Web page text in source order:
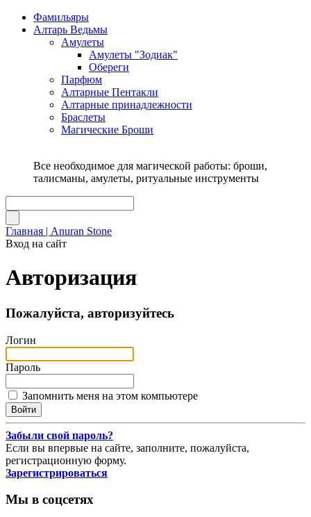
Фамильяры
Алтарь Ведьмы
Амулеты
Амулеты "Зодиак"
Обереги
Парфюм
Алтарные Пентакли
Алтарные принадлежности
Браслеты
Магические Броши
Все необходимое для магической работы: броши,
талисманы, амулеты, ритуальные инструменты
Главная | Anuran Stone
Вход на сайт
Авторизация
Пожалуйста, авторизуйтесь
Логин
Пароль
Запомнить меня на этом компьютере
Забыли свой пароль?
Если вы впервые на сайте, заполните, пожалуйста,
регистрационную форму.
Зарегистрироваться
Мы в соцсетях